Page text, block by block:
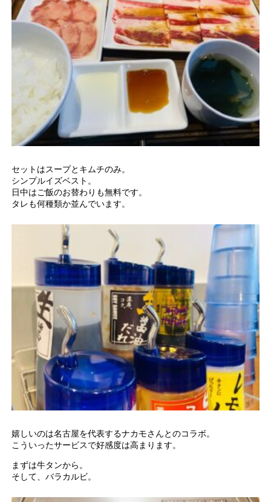
セットはスープとキムチのみ。
シンプルイズベスト。
日中はご飯のお替わりも無料です。
タレも何種類か並んでいます。
嬉しいのは名古屋を代表するナカモさんとのコラボ。
こういったサービスで好感度は高まります。
まずは牛タンから。
そして、バラカルビ。